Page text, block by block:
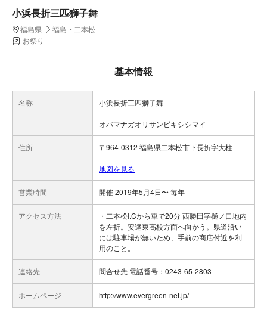
小浜長折三匹獅子舞
福島県
福島・二本松
お祭り
基本情報
名称 小浜長折三匹獅子舞
オバマナガオリサンビキシシマイ
住所 〒964-0312 福島県二本松市下長折字大柱
地図を見る
営業時間 開催 2019年5月4日〜 毎年
アクセス方法
・二本松I.Cから車で20分 西勝田字樋ノ口地内
を左折。安達東高校方面へ向かう。県道沿い
には駐車場が無いため、手前の商店付近を利
用のこと。
連絡先 問合せ先 電話番号：0243-65-2803
ホームページ http://www.evergreen-net.jp/